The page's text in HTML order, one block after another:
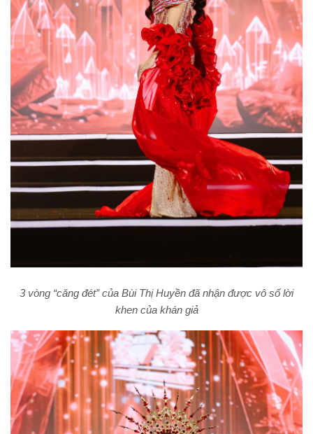
3 vòng “căng đét” của Bùi Thị Huyền đã nhận được vô số lời
khen của khán giả